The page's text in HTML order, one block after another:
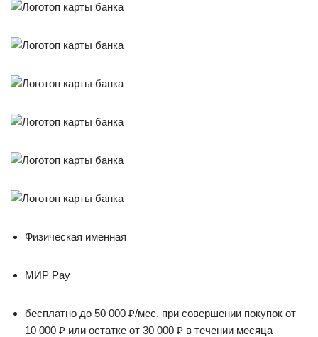
Физическая именная
МИР Pay
бесплатно до 50 000 ₽/мес. при совершении покупок от
10 000 ₽ или остатке от 30 000 ₽ в течении месяца